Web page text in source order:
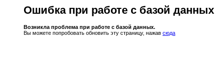
Ошибка при работе с базой данных
Возникла проблема при работе с базой данных.
Вы можете попробовать обновить эту страницу, нажав сюда